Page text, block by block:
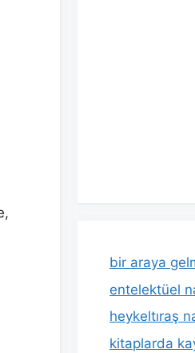
bir araya
entelektüel
heykeltıraş
kitaplarda